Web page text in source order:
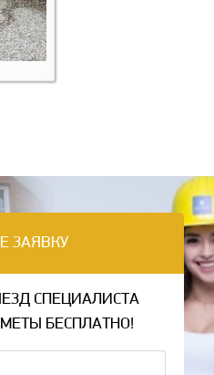
ЗАЯВКУ
СПЕЦИАЛИСТА
БЕСПЛАТНО!